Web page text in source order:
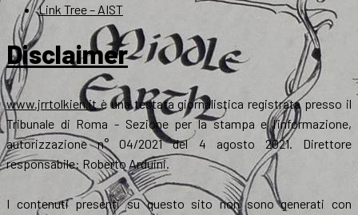
Link Tree – AIST
Disclaimer
www.jrrtolkien.itè una testata giornalistica registrata presso il
Tribunale di Roma - Sezione per la stampa e l’informazione,
autorizzazione n° 04/2021 del 4 agosto 2021. Direttore
responsabile: Roberto Arduini.
I contenuti presenti su questo sito non sono generati con